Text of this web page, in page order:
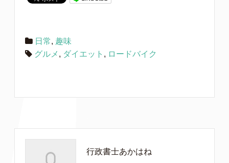
日常, 趣味
グルメ , ダイエット , ロードバイク
行政書士あかはね